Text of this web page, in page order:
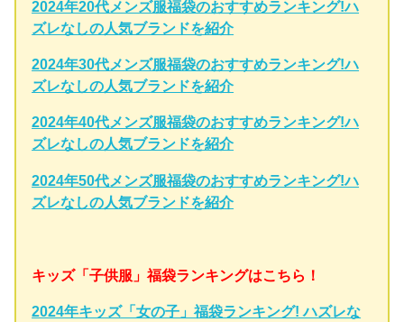
2024年20代メンズ服福袋のおすすめランキング!ハ
ズレなしの人気ブランドを紹介
2024年30代メンズ服福袋のおすすめランキング!ハ
ズレなしの人気ブランドを紹介
2024年40代メンズ服福袋のおすすめランキング!ハ
ズレなしの人気ブランドを紹介
2024年50代メンズ服福袋のおすすめランキング!ハ
ズレなしの人気ブランドを紹介
キッズ「子供服」福袋ランキングはこちら！
2024年キッズ「女の子」福袋ランキング! ハズレな